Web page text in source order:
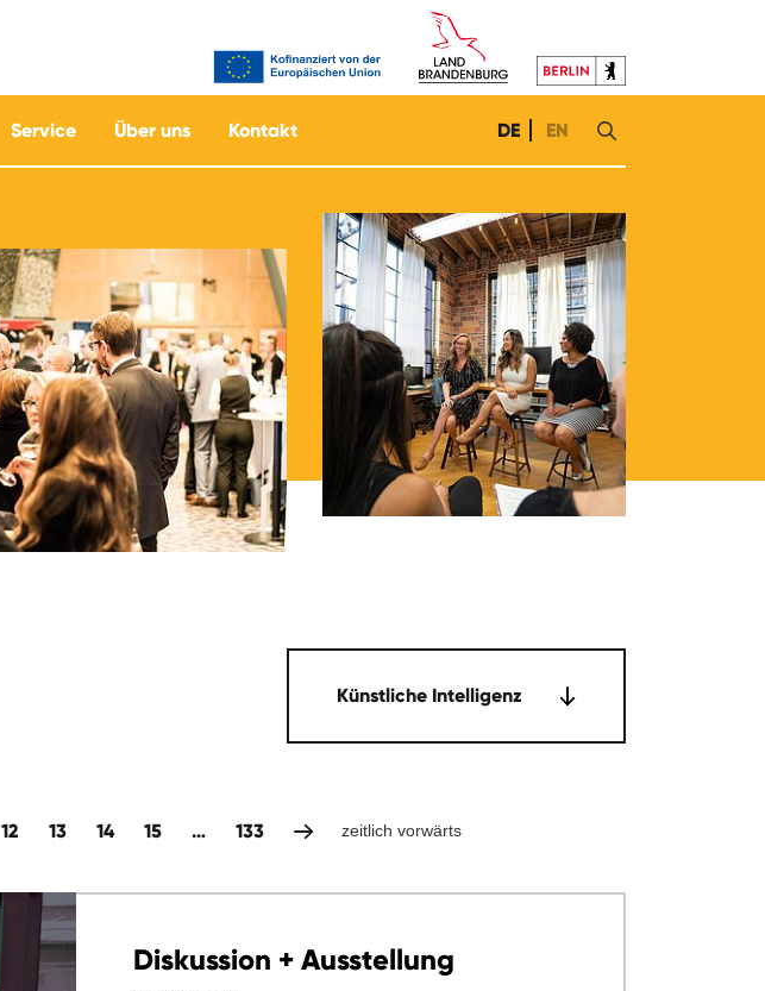
Service Über uns Kontakt DE EN
Künstliche Intelligenz
12 13 14 15 … 133 zeitlich vorwärts
Diskussion + Ausstellung